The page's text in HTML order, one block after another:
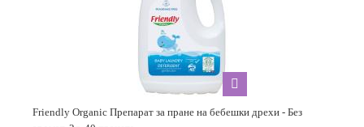
Friendly Organic Препарат за пране на бебешки дрехи - Без